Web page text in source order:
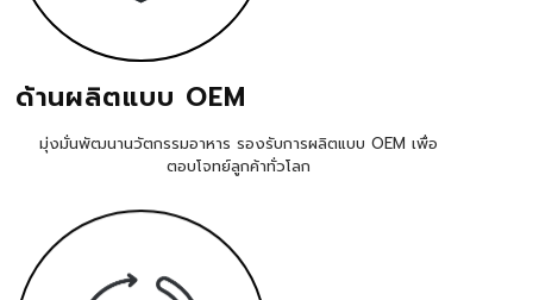
ด้านผลิตแบบ OEM
มุ่งมั่นพัฒนานวัตกรรมอาหาร รองรับการผลิตแบบ OEM เพื่อ
ตอบโจทย์ลูกค้าทั่วโลก